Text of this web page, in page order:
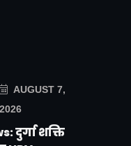
AUGUST 7,
2026
दुर्गा शक्ति